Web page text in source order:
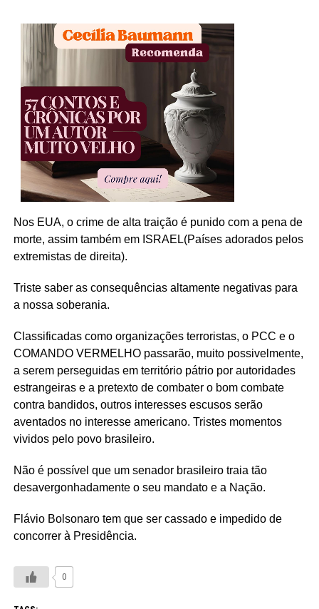
Nos EUA, o crime de alta traição é punido com a pena de
morte, assim também em ISRAEL(Países adorados pelos
extremistas de direita).
Triste saber as consequências altamente negativas para
a nossa soberania.
Classificadas como organizações terroristas, o PCC e o
COMANDO VERMELHO passarão, muito possivelmente,
a serem perseguidas em território pátrio por autoridades
estrangeiras e a pretexto de combater o bom combate
contra bandidos, outros interesses escusos serão
aventados no interesse americano. Tristes momentos
vividos pelo povo brasileiro.
Não é possível que um senador brasileiro traia tão
desavergonhadamente o seu mandato e a Nação.
Flávio Bolsonaro tem que ser cassado e impedido de
concorrer à Presidência.
0